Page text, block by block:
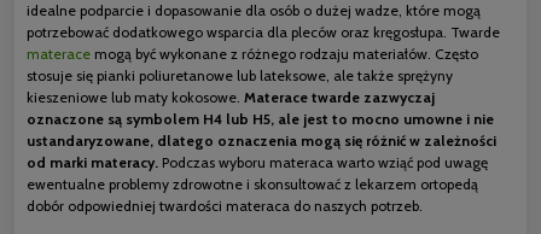
idealne podparcie i dopasowanie dla osób o dużej wadze, które mogą
potrzebować dodatkowego wsparcia dla pleców oraz kręgosłupa. Twarde
materace mogą być wykonane z różnego rodzaju materiałów. Często
stosuje się pianki poliuretanowe lub lateksowe, ale także sprężyny
kieszeniowe lub maty kokosowe. Materace twarde zazwyczaj
oznaczone są symbolem H4 lub H5, ale jest to mocno umowne i nie
ustandaryzowane, dlatego oznaczenia mogą się różnić w zależności
od marki materacy. Podczas wyboru materaca warto wziąć pod uwagę
ewentualne problemy zdrowotne i skonsultować z lekarzem ortopedą
dobór odpowiedniej twardości materaca do naszych potrzeb.